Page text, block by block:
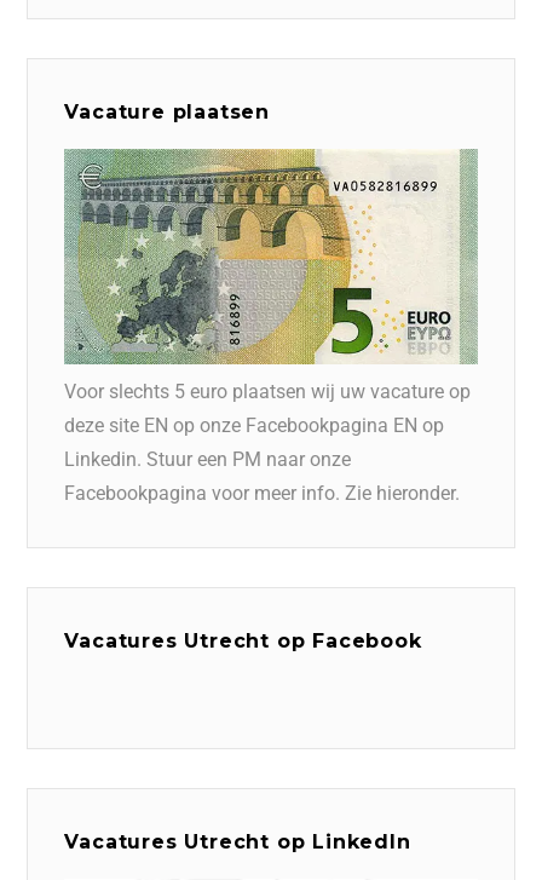
Vacature plaatsen
Voor slechts 5 euro plaatsen wij uw vacature op
deze site EN op onze Facebookpagina EN op
Linkedin. Stuur een PM naar onze
Facebookpagina voor meer info. Zie hieronder.
Vacatures Utrecht op Facebook
Vacatures Utrecht op LinkedIn